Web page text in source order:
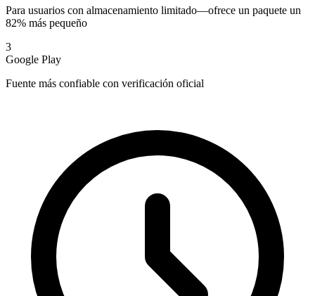
Para usuarios con almacenamiento limitado—ofrece un paquete un
82% más pequeño
3
Google Play
Fuente más confiable con verificación oficial